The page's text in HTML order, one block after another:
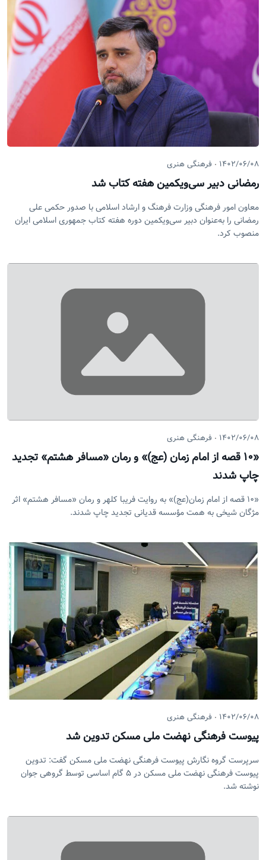
۱۴۰۲/۰۶/۰۸ فرهنگی هنری
رمضانی دبیر سی‌ویکمین هفته کتاب شد
معاون امور فرهنگی وزارت فرهنگ و ارشاد اسلامی با صدور حکمی علی
رمضانی را به‌عنوان دبیر سی‌ویکمین دوره هفته کتاب جمهوری اسلامی ایران
منصوب کرد.
۱۴۰۲/۰۶/۰۸ فرهنگی هنری
«۱۰ قصه از امام زمان (عج)» و رمان «مسافر هشتم» تجدید
چاپ شدند
«۱۰ قصه از امام زمان(عج)» به روایت فریبا کلهر و رمان «مسافر هشتم» اثر
مژگان شیخی به همت مؤسسه قدیانی تجدید چاپ شدند.
۱۴۰۲/۰۶/۰۸ فرهنگی هنری
پیوست فرهنگی نهضت ملی مسکن تدوین شد
سرپرست گروه نگارش پیوست فرهنگی نهضت ملی مسکن گفت: تدوین
پیوست فرهنگی نهضت ملی مسکن در ۵ گام اساسی توسط گروهی جوان
نوشته شد.